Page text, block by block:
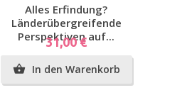
Vorschau
Alles Erfindung?
Länderübergreifende
Perspektiven auf...
Preis
31,00 €
 In den Warenkorb